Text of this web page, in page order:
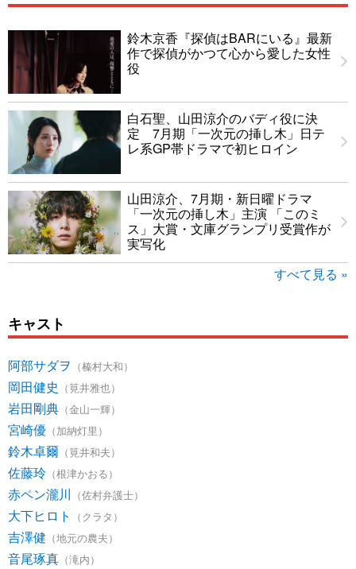
鈴木京香『探偵はBARにいる』最新
作で探偵がかつて心から愛した女性
役
白石聖、山田涼介のバディ役に決
定 7月期「一次元の挿し木」日テ
レ系GP帯ドラマで初ヒロイン
山田涼介、7月期・新日曜ドラマ
「一次元の挿し木」主演 「このミ
ス」大賞・文庫グランプリ受賞作が
実写化
すべて見る »
キャスト
阿部サダヲ （榛村大和）
岡田健史 （筧井雅也）
岩田剛典 （金山一輝）
宮崎優 （加納灯里）
鈴木卓爾 （筧井和夫）
佐藤玲 （根津かおる）
赤ペン瀧川 （佐村弁護士）
大下ヒロト （クラタ）
吉澤健 （地元の農夫）
音尾琢真 （滝内）